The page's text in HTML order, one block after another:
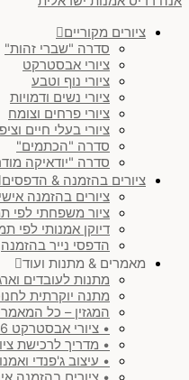
ציורים מקוריים
סדרה "שברי זהות"
ציורי אבסטרקט
ציורי נוף וטבע
ציורי נשים ודמויות
ציורי פרחים וצומח
ציורי בעלי חיים
סדרה "הכתמים"
סדרה "יודאיקה
ציורים בהזמנה & הדפסים
ציורים בהזמנה
ציור משפחתי לפי
דיוקן אמנותי לפי
הדפסי נייר בהזמנה
מאמרים & מתנות ועוד
מתנות לעובדים
מתנה יוקרתית
המגזין – כל
• ציורי אבסטרקט 2026
• מדריך לרכישת
• עיצוב ג'פנדי